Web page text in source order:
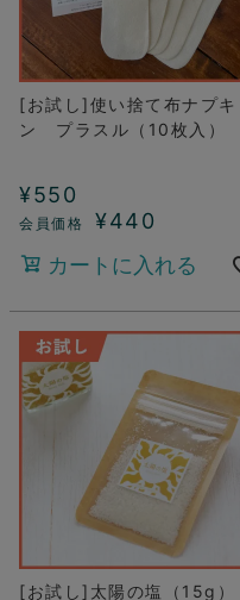
[お試し]使い捨て布ナプキ
ン プラスル（10枚入）
¥550
¥440
カートに入れる
[お試し]太陽の塩（15g）